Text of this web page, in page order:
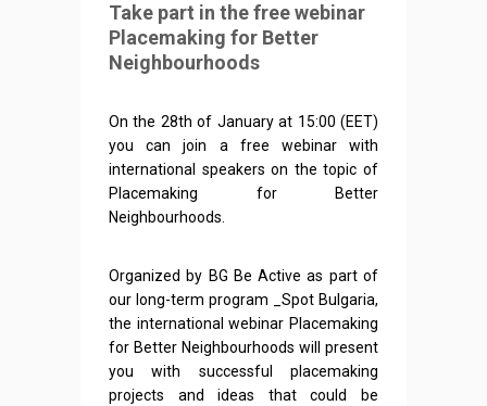
Take part in the free webinar
Placemaking for Better
Neighbourhoods
On the 28th of January at 15:00 (EET)
you can join a free webinar with
international speakers on the topic of
Placemaking for Better
Neighbourhoods.
Organized by BG Be Active as part of
our long-term program _Spot Bulgaria,
the international webinar Placemaking
for Better Neighbourhoods will present
you with successful placemaking
projects and ideas that could be